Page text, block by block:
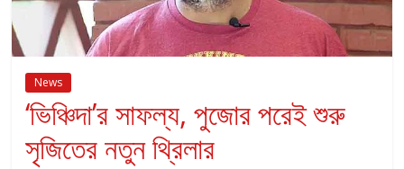
News
‘ভিঞ্চিদা’র সাফল্য, পুজোর পরেই শুরু
সৃজিতের নতুন থ্রিলার